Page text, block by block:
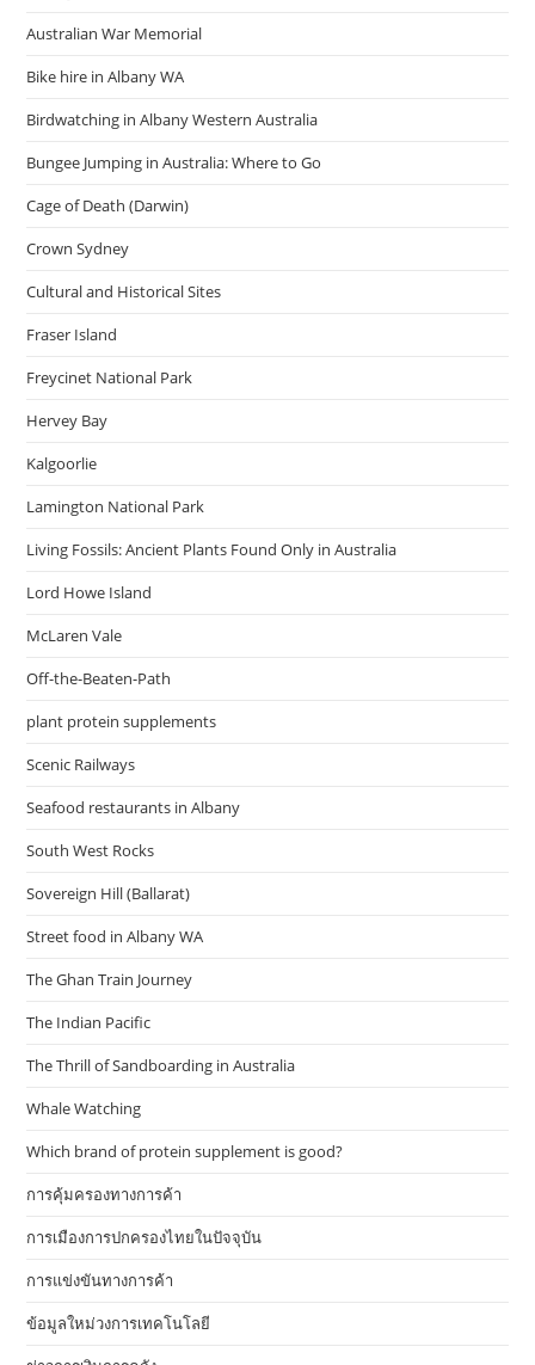
Australian War Memorial
Bike hire in Albany WA
Birdwatching in Albany Western Australia
Bungee Jumping in Australia: Where to Go
Cage of Death (Darwin)
Crown Sydney
Cultural and Historical Sites
Fraser Island
Freycinet National Park
Hervey Bay
Kalgoorlie
Lamington National Park
Living Fossils: Ancient Plants Found Only in Australia
Lord Howe Island
McLaren Vale
Off-the-Beaten-Path
plant protein supplements
Scenic Railways
Seafood restaurants in Albany
South West Rocks
Sovereign Hill (Ballarat)
Street food in Albany WA
The Ghan Train Journey
The Indian Pacific
The Thrill of Sandboarding in Australia
Whale Watching
Which brand of protein supplement is good?
การคุ้มครองทางการค้า
การเมืองการปกครองไทยในปัจจุบัน
การแข่งขันทางการค้า
ข้อมูลใหม่วงการเทคโนโลยี